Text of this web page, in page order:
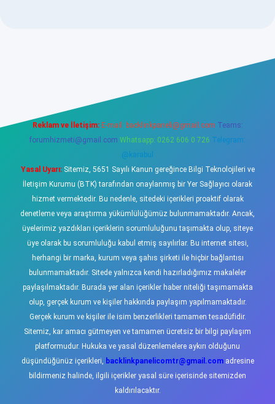
Reklam ve İletişim: E-mail: backlinkpaneli@gmail.com Teams:
forumhizmeti@gmail.com Whatsapp: 0262 606 0 726 Telegram:
@karabul
Yasal Uyarı:Sitemiz, 5651 Sayılı Kanun gereğince Bilgi Teknolojileri ve
İletişim Kurumu (BTK) tarafından onaylanmış bir Yer Sağlayıcı olarak
hizmet vermektedir. Bu nedenle, sitedeki içerikleri proaktif olarak
denetleme veya araştırma yükümlülüğümüz bulunmamaktadır. Ancak,
üyelerimiz yazdıkları içeriklerin sorumluluğunu taşımakta olup, siteye
üye olarak bu sorumluluğu kabul etmiş sayılırlar. Bu internet sitesi,
herhangi bir marka, kurum veya şahıs şirketi ile hiçbir bağlantısı
bulunmamaktadır. Sitede yalnızca kendi hazırladığımız makaleler
paylaşılmaktadır. Burada yer alan içerikler haber niteliği taşımamakta
olup, gerçek kurum ve kişiler hakkında paylaşım yapılmamaktadır.
Gerçek kurum ve kişiler ile isim benzerlikleri tamamen tesadüfidir.
Sitemiz, kar amacı gütmeyen ve tamamen ücretsiz bir bilgi paylaşım
platformudur. Hukuka ve yasal düzenlemelere aykırı olduğunu
düşündüğünüz içerikleri, backlinkpanelicomtr@gmail.comadresine
bildirmeniz halinde, ilgili içerikler yasal süre içerisinde sitemizden
kaldırılacaktır.